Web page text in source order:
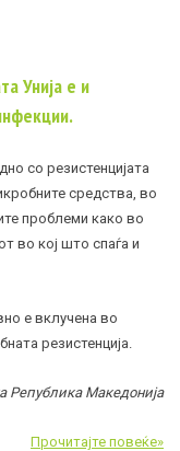
Унија е и
со резистенцијата
средства, во
проблеми како во
во кој што спаѓа и
е вклучена во
резистенција.
Република Македонија
Прочитајте повеќе»